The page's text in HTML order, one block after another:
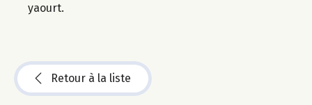
yaourt.
Retour à la liste